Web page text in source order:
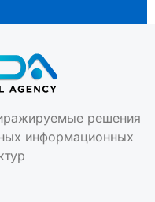
решения
информационных